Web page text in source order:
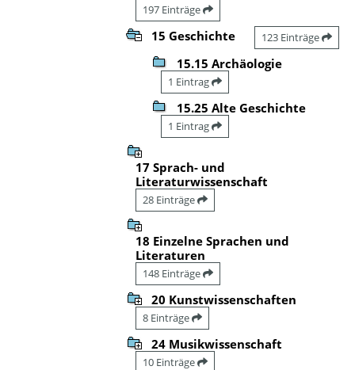
197 Einträge
15 Geschichte 123 Einträge
15.15 Archäologie
1 Eintrag
15.25 Alte Geschichte
1 Eintrag
17 Sprach- und
Literaturwissenschaft
28 Einträge
18 Einzelne Sprachen und
Literaturen
148 Einträge
20 Kunstwissenschaften
8 Einträge
24 Musikwissenschaft
10 Einträge